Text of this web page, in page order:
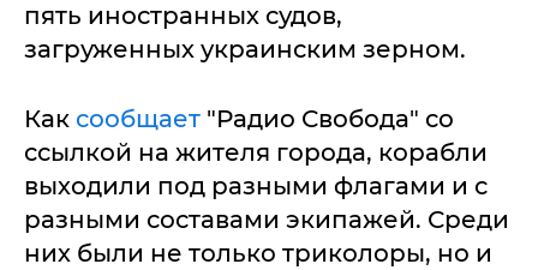
пять иностранных судов,
загруженных украинским зерном.
Как сообщает "Радио Свобода" со
ссылкой на жителя города, корабли
выходили под разными флагами и с
разными составами экипажей. Среди
них были не только триколоры, но и